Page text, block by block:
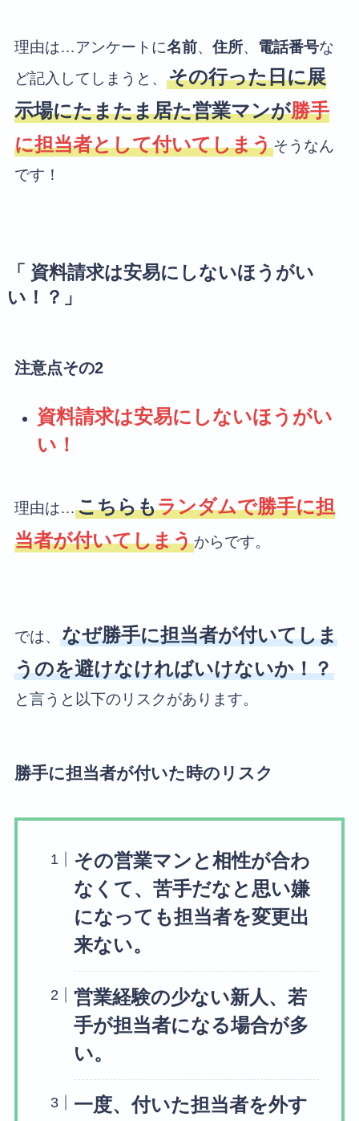
理由は…アンケートに名前、 住所、 電話番号な
ど記入してしまうと、 その行った日に展
示場にたまたま居た営業マンが勝手
に担当者として付いてしまうそうなん
です！
「 資料請求は安易にしないほうがい
い！？」
注意点その2
資料請求は安易にしないほうがい
い！
理由は…こちらもランダムで勝手に担
当者が付いてしまうからです。
では、 なぜ勝手に担当者が付いてしま
うのを避けなければいけないか！？
と言うと以下のリスクがあります。
勝手に担当者が付いた時のリスク
その営業マンと相性が合わ
なくて、苦手だなと思い嫌
になっても担当者を変更出
来ない。
営業経験の少ない新人、若
手が担当者になる場合が多
い。
一度、付いた担当者を外す